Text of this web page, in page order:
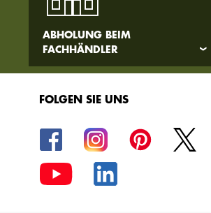
ABHOLUNG BEIM
FACHHÄNDLER
FOLGEN SIE UNS